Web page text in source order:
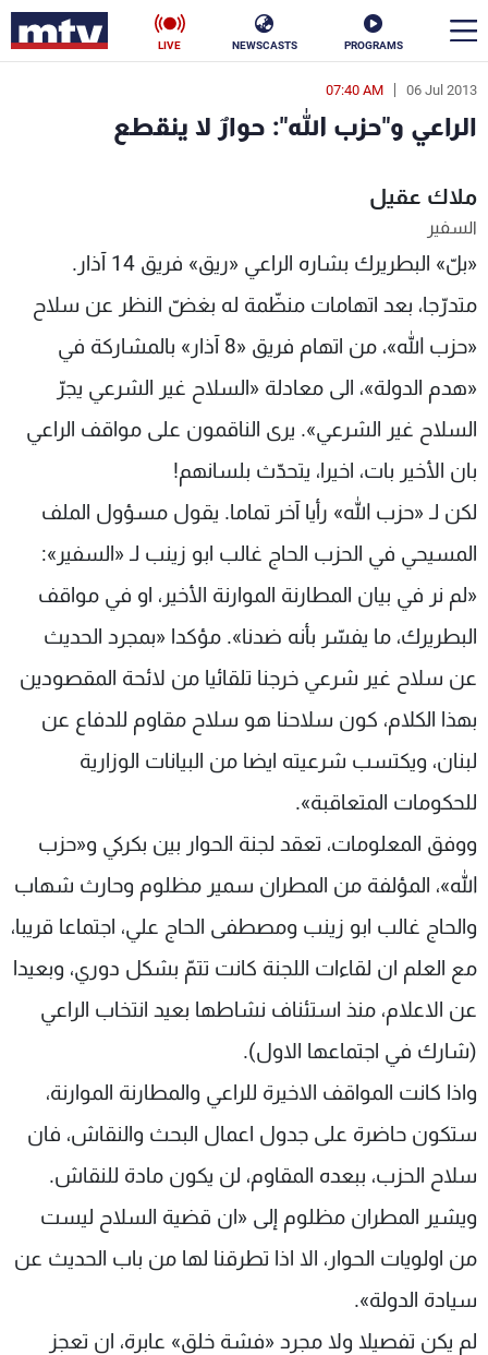
PROGRAMS
NEWSCASTS
LIVE
06 Jul 2013
07:40 AM
الراعي و"حزب الله": حوارٌ لا ينقطع
ملاك عقيل
السفير
«بلّ» البطريرك بشاره الراعي «ريق» فريق 14 آذار.
متدرّجا، بعد اتهامات منظّمة له بغضّ النظر عن سلاح
«حزب الله»، من اتهام فريق «8 آذار» بالمشاركة في
«هدم الدولة»، الى معادلة «السلاح غير الشرعي يجرّ
السلاح غير الشرعي». يرى الناقمون على مواقف الراعي
بان الأخير بات، اخيرا، يتحدّث بلسانهم!
لكن لـ «حزب الله» رأيا آخر تماما. يقول مسؤول الملف
المسيحي في الحزب الحاج غالب ابو زينب لـ «السفير»:
«لم نر في بيان المطارنة الموارنة الأخير، او في مواقف
البطريرك، ما يفسّر بأنه ضدنا». مؤكدا «بمجرد الحديث
عن سلاح غير شرعي خرجنا تلقائيا من لائحة المقصودين
بهذا الكلام، كون سلاحنا هو سلاح مقاوم للدفاع عن
لبنان، ويكتسب شرعيته ايضا من البيانات الوزارية
للحكومات المتعاقبة».
ووفق المعلومات، تعقد لجنة الحوار بين بكركي و«حزب
الله»، المؤلفة من المطران سمير مظلوم وحارث شهاب
والحاج غالب ابو زينب ومصطفى الحاج علي، اجتماعا قريبا،
مع العلم ان لقاءات اللجنة كانت تتمّ بشكل دوري، وبعيدا
عن الاعلام، منذ استئناف نشاطها بعيد انتخاب الراعي
(شارك في اجتماعها الاول).
واذا كانت المواقف الاخيرة للراعي والمطارنة الموارنة،
ستكون حاضرة على جدول اعمال البحث والنقاش، فان
سلاح الحزب، ببعده المقاوم، لن يكون مادة للنقاش.
ويشير المطران مظلوم إلى «ان قضية السلاح ليست
من اولويات الحوار، الا اذا تطرقنا لها من باب الحديث عن
سيادة الدولة».
لم يكن تفصيلا ولا مجرد «فشة خلق» عابرة، ان تعجز
en
الأخبار
سياسة
إقتصاد
منوعات رياضة
كأس العالم
جدول البرامج
شاهد البرامج
الترددات
الإنـتـاج
وظائف
تواصل معنا
سياسة الخصوصية